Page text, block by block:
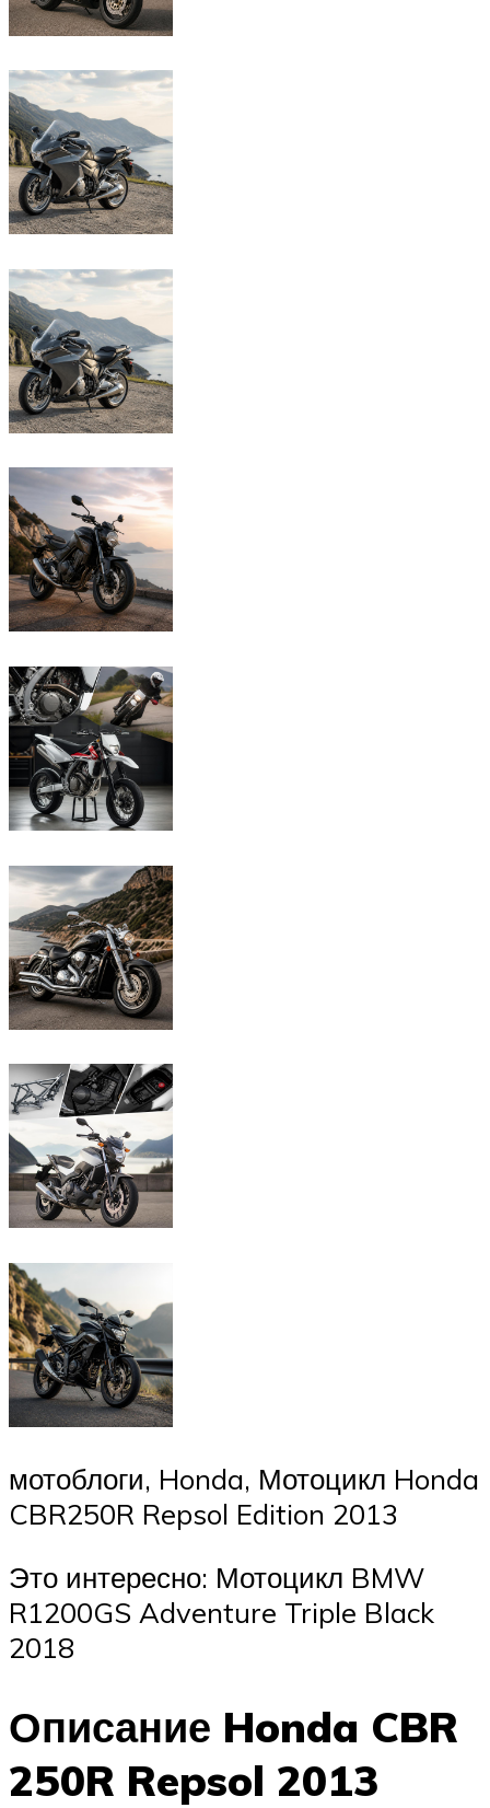
мотоблоги, Honda, Мотоцикл Honda
CBR250R Repsol Edition 2013
Это интересно: Мотоцикл BMW
R1200GS Adventure Triple Black
2018
Описание Honda CBR
250R Repsol 2013